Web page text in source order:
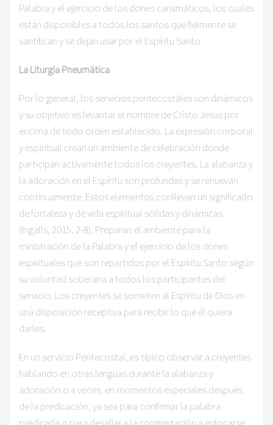
Palabra y el ejercicio de los dones carismáticos, los cuales
están disponibles a todos los santos que fielmente se
santifican y se dejan usar por el Espíritu Santo.
La Liturgia Pneumática
Por lo general, los servicios pentecostales son dinámicos
y su objetivo es levantar el nombre de Cristo Jesús por
encima de todo orden establecido. La expresión corporal
y espiritual crean un ambiente de celebración donde
participan activamente todos los creyentes. La alabanza y
la adoración en el Espíritu son profundas y se renuevan
continuamente. Estos elementos conllevan un significado
de fortaleza y de vida espiritual sólidas y dinámicas
(Ingalls, 2015, 2-8). Preparan el ambiente para la
ministración de la Palabra y el ejercicio de los dones
espirituales que son repartidos por el Espíritu Santo según
su voluntad soberana a todos los participantes del
servicio. Los creyentes se someten al Espíritu de Dios en
una disposición receptiva para recibir lo que él quiera
darles.
En un servicio Pentecostal, es típico observar a creyentes
hablando en otras lenguas durante la alabanza y
adoración o a veces, en momentos especiales después
de la predicación, ya sea para confirmar la palabra